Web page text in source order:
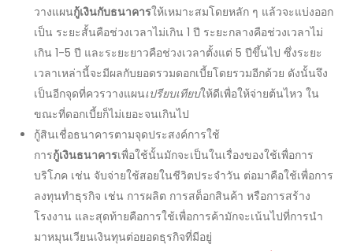
วางแผนกู้เงินกับธนาคารให้เหมาะสมโดยหลัก ๆ แล้วจะแบ่งออก
เป็น ระยะสั้นคือช่วงเวลาไม่เกิน 1 ปี ระยะกลางคือช่วงเวลาไม่
เกิน 1-5 ปี และระยะยาวคือช่วงเวลาตั้งแต่ 5 ปีขึ้นไป ซึ่งระยะ
เวลาเหล่านี้จะมีผลกับยอดรวมดอกเบี้ยโดยรวมอีกด้วย ดังนั้นจึง
เป็นอีกจุดที่ควรวางแผนเปรียบเทียบให้ดีเพื่อให้จ่ายต้นไหว ใน
ขณะที่ดอกเบี้ยก็ไม่เยอะจนเกินไป
กู้สินเชื่อธนาคารตามจุดประสงค์การใช้
การกู้เงินธนาคารเพื่อใช้นั้นมักจะเป็นในเรื่องของใช้เพื่อการ
บริโภค เช่น จับจ่ายใช้สอยในชีวิตประจำวัน ต่อมาคือใช้เพื่อการ
ลงทุนทำธุรกิจ เช่น การผลิต การสต็อกสินค้า หรือการสร้าง
โรงงาน และสุดท้ายคือการใช้เพื่อการค้ามักจะเน้นไปที่การนำ
มาหมุนเวียนเงินทุนต่อยอดธุรกิจที่มีอยู่